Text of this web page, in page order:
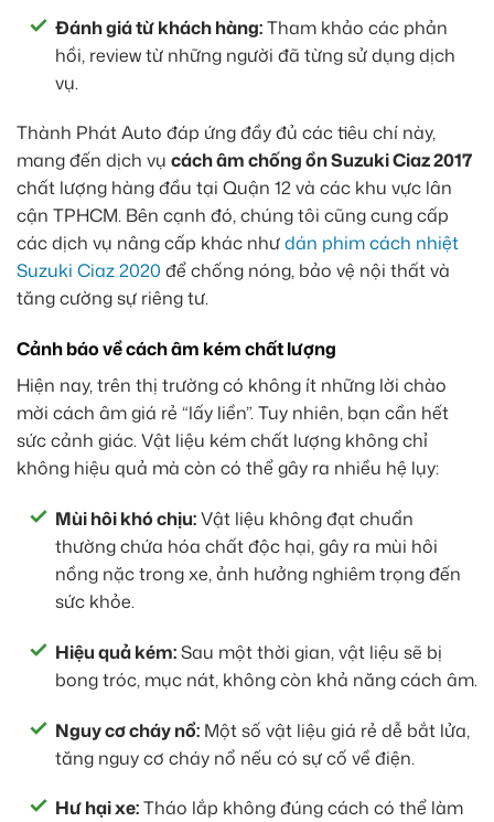
Đánh giá từ khách hàng:Tham khảo các phản
hồi, review từ những người đã từng sử dụng dịch
vụ.
Thành Phát Auto đáp ứng đầy đủ các tiêu chí này,
mang đến dịch vụ cách âm chống ồn Suzuki Ciaz 2017
chất lượng hàng đầu tại Quận 12 và các khu vực lân
cận TPHCM. Bên cạnh đó, chúng tôi cũng cung cấp
các dịch vụ nâng cấp khác nhưdán phim cách nhiệt
Suzuki Ciaz 2020 để chống nóng, bảo vệ nội thất và
tăng cường sự riêng tư.
Cảnh báo về cách âm kém chất lượng
Hiện nay, trên thị trường có không ít những lời chào
mời cách âm giá rẻ “lấy liền”. Tuy nhiên, bạn cần hết
sức cảnh giác. Vật liệu kém chất lượng không chỉ
không hiệu quả mà còn có thể gây ra nhiều hệ lụy:
Mùi hôi khó chịu:Vật liệu không đạt chuẩn
thường chứa hóa chất độc hại, gây ra mùi hôi
nồng nặc trong xe, ảnh hưởng nghiêm trọng đến
sức khỏe.
Hiệu quả kém:Sau một thời gian, vật liệu sẽ bị
bong tróc, mục nát, không còn khả năng cách âm.
Nguy cơ cháy nổ: Một số vật liệu giá rẻ dễ bắt lửa,
tăng nguy cơ cháy nổ nếu có sự cố về điện.
Hư hại xe:Tháo lắp không đúng cách có thể làm